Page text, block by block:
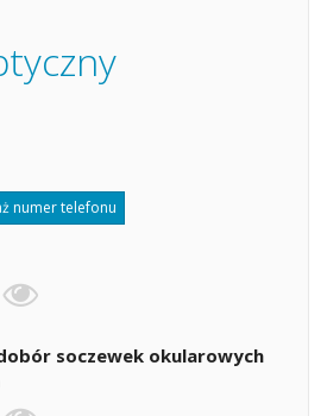
numer telefonu
soczewek okularowych